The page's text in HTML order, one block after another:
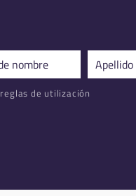
reglas de utilización